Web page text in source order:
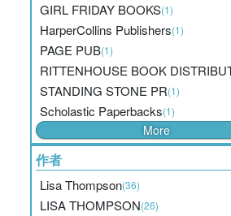
GIRL FRIDAY BOOKS(1)
HarperCollins Publishers(1)
PAGE PUB(1)
RITTENHOUSE BOOK
STANDING STONE PR(1)
Scholastic Paperbacks(1)
More
作者
Lisa Thompson(36)
LISA THOMPSON(26)